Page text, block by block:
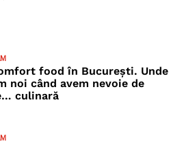
food în București. Unde
noi când avem nevoie de
culinară